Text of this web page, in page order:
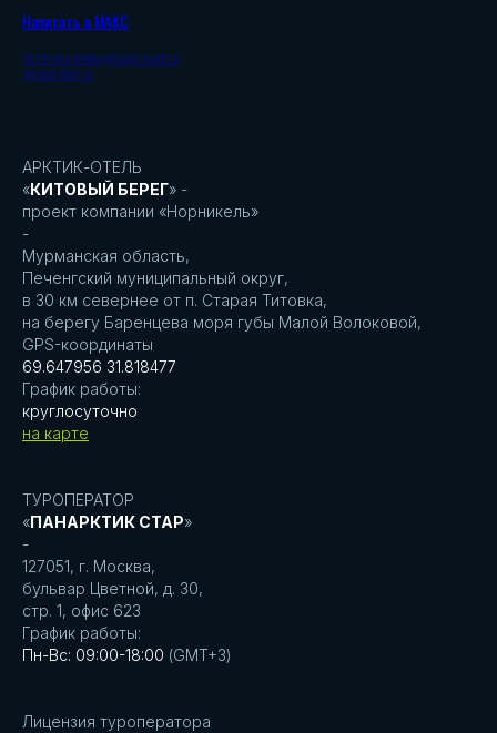
Написать в МАКС
ПОЛИТИКА КОНФИДЕНЦИАЛЬНОСТИ
ДОГОВОР ОФЕРТЫ
АРКТИК-ОТЕЛЬ
«КИТОВЫЙ БЕРЕГ» -
проект компании «Норникель»
-
Мурманская область,
Печенгский муниципальный округ,
в 30 км севернее от п. Старая Титовка,
на берегу Баренцева моря губы Малой Волоковой,
GPS-координаты
69.647956 31.818477
График работы:
круглосуточно
на карте
ТУРОПЕРАТОР
«ПАНАРКТИК СТАР»
-
127051, г. Москва,
бульвар Цветной, д. 30,
стр. 1, офис 623
График работы:
Пн-Вс: 09:00-18:00 (GMT+3)
Лицензия туроператора